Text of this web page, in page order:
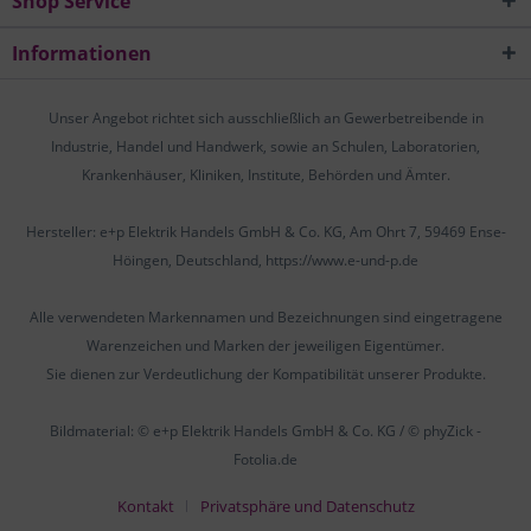
Informationen
Unser Angebot richtet sich ausschließlich an Gewerbetreibende in
Industrie, Handel und Handwerk, sowie an Schulen, Laboratorien,
Krankenhäuser, Kliniken, Institute, Behörden und Ämter.
Hersteller: e+p Elektrik Handels GmbH & Co. KG, Am Ohrt 7, 59469 Ense-
Höingen, Deutschland, https://www.e-und-p.de
Alle verwendeten Markennamen und Bezeichnungen sind eingetragene
Warenzeichen und Marken der jeweiligen Eigentümer.
Sie dienen zur Verdeutlichung der Kompatibilität unserer Produkte.
Bildmaterial: © e+p Elektrik Handels GmbH & Co. KG / © phyZick -
Fotolia.de
Kontakt
Privatsphäre und Datenschutz